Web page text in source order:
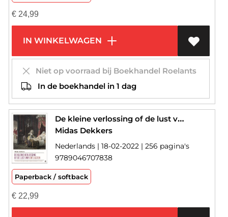
€24,99
IN WINKELWAGEN
Niet op voorraad bij Boekhandel Roelants
In de boekhandel in 1 dag
De kleine verlossing of de lust van ontlasten
Midas Dekkers
Nederlands | 18-02-2022 | 256 pagina's
9789046707838
Paperback / softback
€22,99